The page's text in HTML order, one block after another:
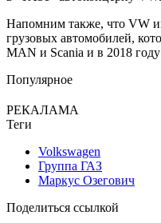
Напомним также, что VW
грузовых автомобилей,
MAN и Scania и в 2018 году
Популярное
РЕКАЛАМА
Теги
Volkswagen
Группа ГАЗ
Маркус Озегович
Поделиться ссылкой